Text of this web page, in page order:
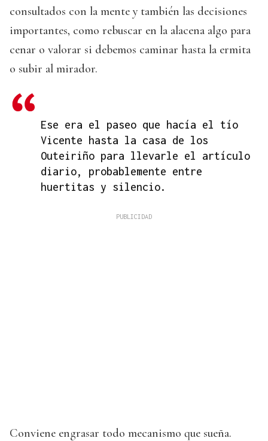
consultados con la mente y también las decisiones
importantes, como rebuscar en la alacena algo para
cenar o valorar si debemos caminar hasta la ermita
o subir al mirador.
Ese era el paseo que hacía el tío
Vicente hasta la casa de los
Outeiriño para llevarle el artículo
diario, probablemente entre
huertitas y silencio.
Conviene engrasar todo mecanismo que sueña.